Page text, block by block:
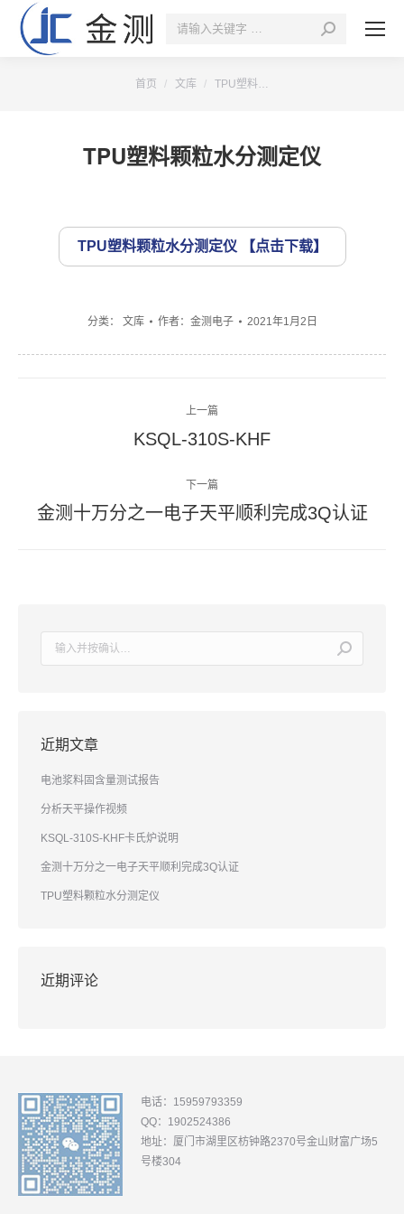
您的位置：
首页 文库 TPU塑料…
TPU塑料颗粒水分测定仪
TPU塑料颗粒水分测定仪
分类： 文库 作者： 金测电子 2021年1月2日
航
上一篇
上
篇
章：
KSQL-310S-KHF
下一篇
下
金测十万分之一电子天平顺利完成3Q认证
近期文章
电池浆料固含量测试报告
分析天平操作视频
KSQL-310S-KHF卡氏炉说明
金测十万分之一电子天平顺利完成3Q认证
TPU塑料颗粒水分测定仪
近期评论
电话：15959793359
QQ：1902524386
地址：厦门市湖里区枋钟路2370号金山财富广场5
号楼304